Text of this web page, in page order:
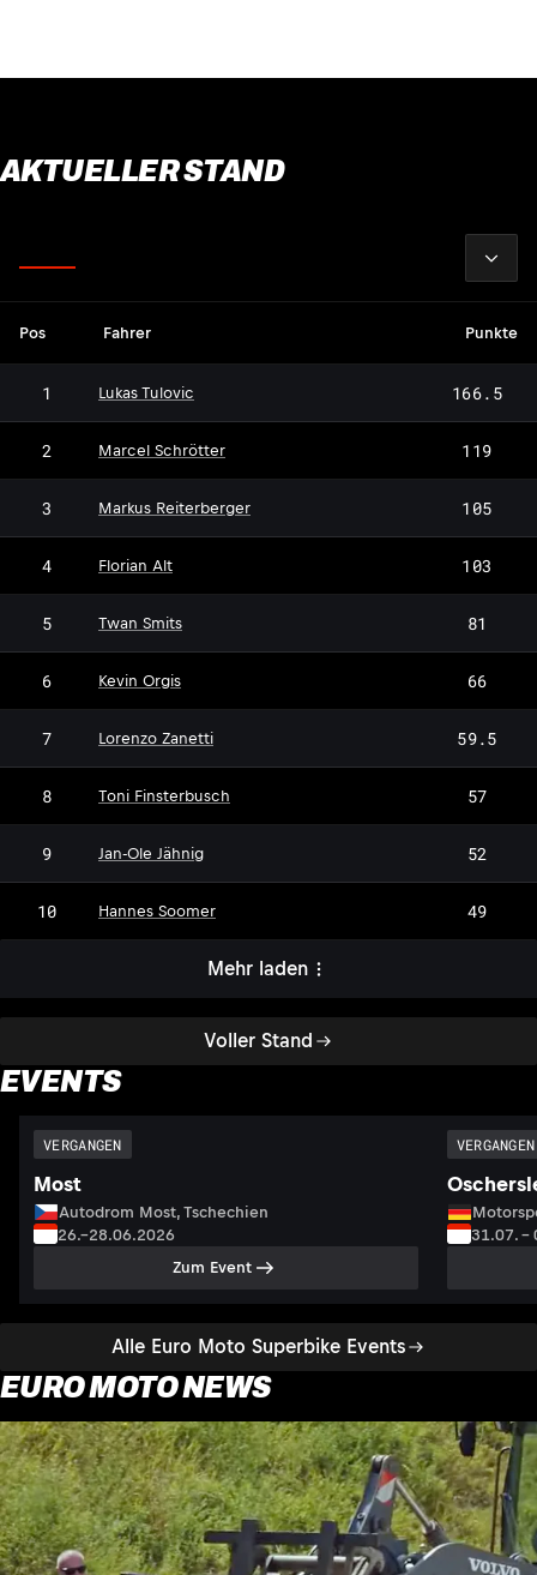
AKTUELLER STAND
Voller Stand
Pos Fahrer Punkte
1 Lukas Tulovic 166.5
2 Marcel Schrötter 119
3 Markus Reiterberger 105
4 Florian Alt 103
5 Twan Smits 81
6 Kevin Orgis 66
7 Lorenzo Zanetti 59.5
8 Toni Finsterbusch 57
9 Jan-Ole Jähnig 52
10 Hannes Soomer 49
Mehr laden
EVENTS
Alle Euro Moto Superbike Events
VERGANGEN
Most
Autodrom Most, Tschechien
26.–28.06.2026
Zum Event
VERGANGEN
31.07. –
EURO MOTO NEWS